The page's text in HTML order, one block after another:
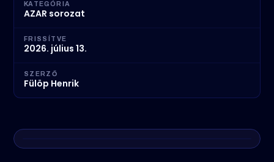
KATEGÓRIA
AZAR sorozat
FRISSÍTVE
2026. július 13.
SZERZŐ
Fülöp Henrik